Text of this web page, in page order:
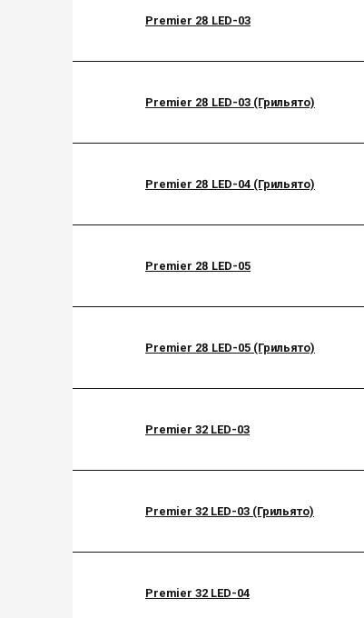
Premier 28 LED-03
Premier 28 LED-03 (Грильято)
Premier 28 LED-04 (Грильято)
Premier 28 LED-05
Premier 28 LED-05 (Грильято)
Premier 32 LED-03
Premier 32 LED-03 (Грильято)
Premier 32 LED-04